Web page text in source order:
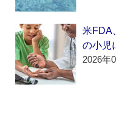
米FDA
の小児
2026年